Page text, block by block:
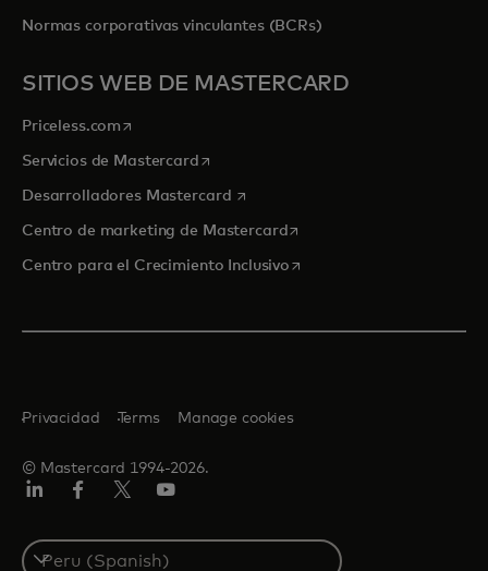
Normas corporativas vinculantes (BCRs)
SITIOS WEB DE MASTERCARD
Priceless.com se abre en una pestaña nueva
Servicios de Mastercardse abre en una pestaña nueva
Desarrolladores Mastercard se abre en una pestaña nueva
Centro de marketing de Mastercardse abre en una pestaña
Centro para el Crecimiento Inclusivose abre en una pestaña
© Mastercard 1994-2026.
Privacidad Terms Manage cookies
Select
a